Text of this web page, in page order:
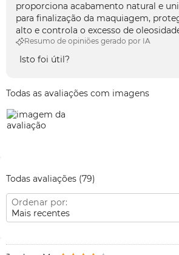
proporciona acabamento natural e
para finalização da maquiagem,
alto e controla o excesso de
Resumo de opiniões gerado por IA
Isto foi útil?
Todas as avaliações com imagens
Todas avaliações (79)
Ordenar por:
Mais recentes